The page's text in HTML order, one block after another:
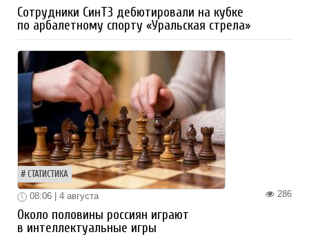
Сотрудники СинТЗ дебютировали на кубке
по арбалетному спорту «Уральская стрела»
СТАТИСТИКА
286
08:06 | 4 августа
Около половины россиян играют
в интеллектуальные игры